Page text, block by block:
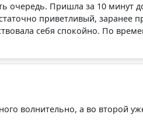
очередь. Пришла за 10 минут
приветливый, заранее
себя спокойно. По
волнительно, а во второй уже